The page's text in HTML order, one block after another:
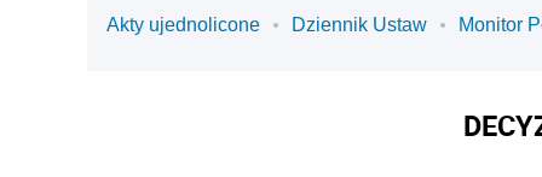
Akty ujednolicone Dziennik Ustaw Monitor